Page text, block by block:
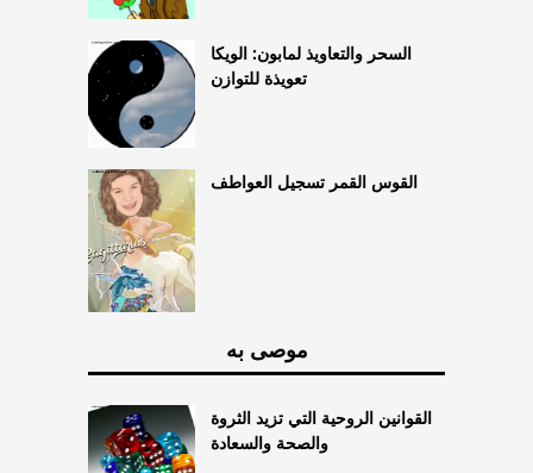
السحر والتعاويذ لمابون: الويكا
تعويذة للتوازن
القوس القمر تسجيل العواطف
موصى به
القوانين الروحية التي تزيد الثروة
والصحة والسعادة